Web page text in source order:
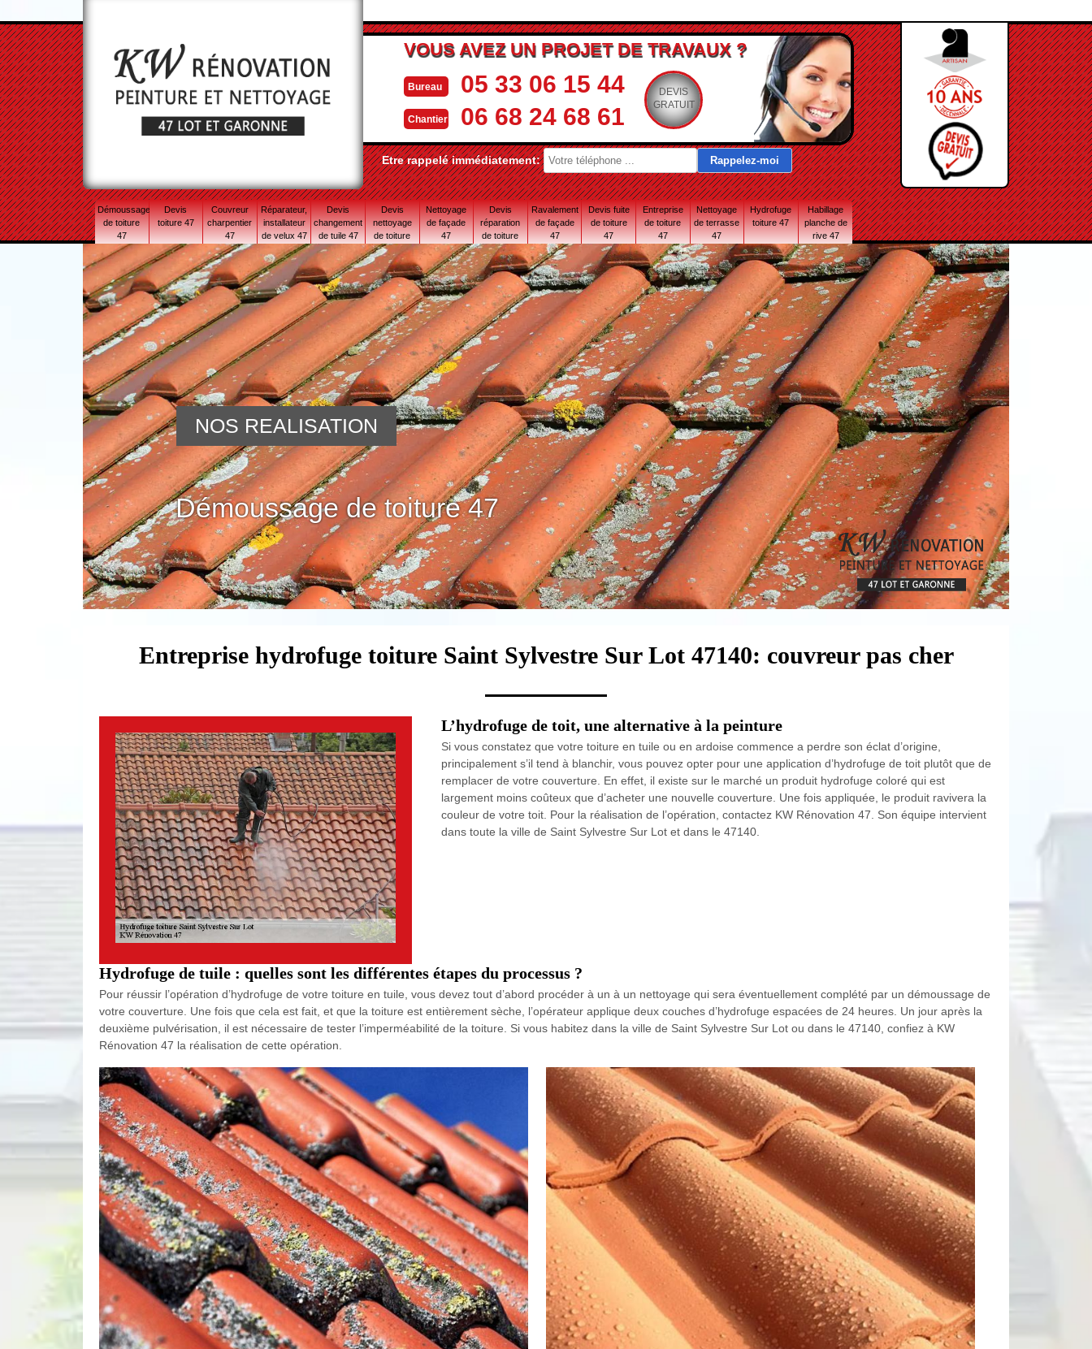
VOUS AVEZ UN PROJET DE TRAVAUX ?
Bureau 05 33 06 15 44
Chantier 06 68 24 68 61
DEVIS
GRATUIT
Etre rappelé immédiatement:
Démoussage
de toiture
47
Devis
toiture 47
Couvreur
charpentier
47
Réparateur,
installateur
de velux 47
Devis
changement
de tuile 47
Devis
nettoyage
de toiture
47
Nettoyage
de façade
47
Devis
réparation
de toiture
47 Lot-et-
Garonne
Ravalement
de façade
47
Devis fuite
de toiture
47
Entreprise
de toiture
47
Nettoyage
de terrasse
47
Hydrofuge
toiture 47
Habillage
planche de
rive 47
Démoussage de toiture 47
NOS REALISATION
Entreprise hydrofuge toiture Saint Sylvestre Sur Lot 47140: couvreur pas cher
L’hydrofuge de toit, une alternative à la peinture
Si vous constatez que votre toiture en tuile ou en ardoise commence a perdre son éclat d’origine,
principalement s’il tend à blanchir, vous pouvez opter pour une application d’hydrofuge de toit plutôt que de
remplacer de votre couverture. En effet, il existe sur le marché un produit hydrofuge coloré qui est
largement moins coûteux que d’acheter une nouvelle couverture. Une fois appliquée, le produit ravivera la
couleur de votre toit. Pour la réalisation de l’opération, contactez KW Rénovation 47. Son équipe intervient
dans toute la ville de Saint Sylvestre Sur Lot et dans le 47140.
Hydrofuge de tuile : quelles sont les différentes étapes du processus ?
Pour réussir l’opération d’hydrofuge de votre toiture en tuile, vous devez tout d’abord procéder à un à un nettoyage qui sera éventuellement complété par un démoussage de
votre couverture. Une fois que cela est fait, et que la toiture est entièrement sèche, l’opérateur applique deux couches d’hydrofuge espacées de 24 heures. Un jour après la
deuxième pulvérisation, il est nécessaire de tester l’imperméabilité de la toiture. Si vous habitez dans la ville de Saint Sylvestre Sur Lot ou dans le 47140, confiez à KW
Rénovation 47 la réalisation de cette opération.